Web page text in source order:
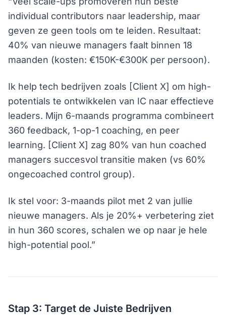
individual contributors naar leadership, maar
geven ze geen tools om te leiden. Resultaat:
40% van nieuwe managers faalt binnen 18
maanden (kosten: €150K-€300K per persoon).
Ik help tech bedrijven zoals [Client X] om high-
potentials te ontwikkelen van IC naar effectieve
leaders. Mijn 6-maands programma combineert
360 feedback, 1-op-1 coaching, en peer
learning. [Client X] zag 80% van hun coached
managers succesvol transitie maken (vs 60%
ongecoached control group).
Ik stel voor: 3-maands pilot met 2 van jullie
nieuwe managers. Als je 20%+ verbetering ziet
in hun 360 scores, schalen we op naar je hele
high-potential pool.”
Stap 3: Target de Juiste Bedrijven